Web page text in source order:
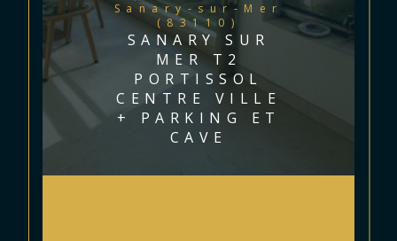
Sanary-sur-Mer
(83110)
SANARY SUR
MER T2
PORTISSOL
CENTRE VILLE
+ PARKING ET
CAVE